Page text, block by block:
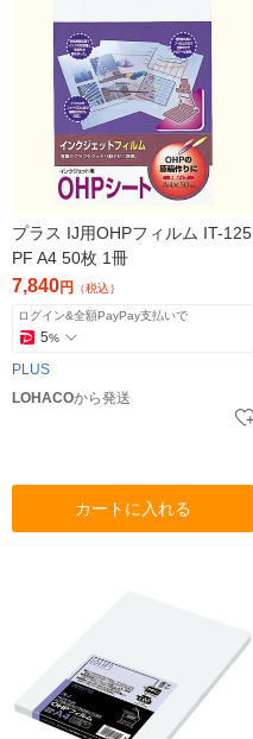
プラス IJ用OHPフィルム IT-125
PF A4 50枚 1冊
7,840円 （税込）
ログイン&全額PayPay支払いで
5%
PLUS
LOHACOから発送
カートに入れる